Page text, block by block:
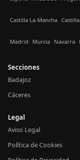
Castilla La-Mancha
Madrid Murcia Navarra
Secciones
Badajoz
Cáceres
Legal
Aviso Legal
Política de Cookies